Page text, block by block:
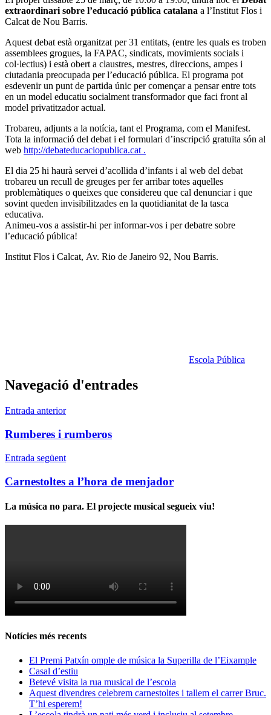
extraordinari sobre l’educació pública catalana a l’Institut Flos i
Calcat de Nou Barris.
Aquest debat està organitzat per 31 entitats, (entre les quals es troben
assemblees grogues, la FAPAC, sindicats, movimients socials i
col·lectius) i està obert a claustres, mestres, direccions, ampes i
ciutadania preocupada per l’educació pública. El programa pot
esdevenir un punt de partida únic per començar a pensar entre tots
en un model educatiu socialment transformador que faci front al
model privatitzador actual.
Trobareu, adjunts a la notícia, tant el Programa, com el Manifest.
Tota la informació del debat i el formulari d’inscripció gratuïta són al
web http://debateducaciopublica.cat .
El dia 25 hi haurà servei d’acollida d’infants i al web del debat
trobareu un recull de greuges per fer arribar totes aquelles
problemàtiques o queixes que considereu que cal denunciar i que
sovint queden invisibilitzades en la quotidianitat de la tasca
educativa.
Animeu-vos a assistir-hi per informar-vos i per debatre sobre
l’educació pública!
Institut Flos i Calcat, Av. Rio de Janeiro 92, Nou Barris.
Escola Pública
Navegació d'entrades
Entrada anterior
Rumberes i rumberos
Entrada següent
Carnestoltes a l’hora de menjador
La música no para. El projecte musical segueix viu!
Notícies més recents
El Premi Patxín omple de música la Superilla de l’Eixample
Casal d’estiu
Betevé visita la rua musical de l’escola
Aquest divendres celebrem carnestoltes i tallem el carrer Bruc.
T’hi esperem!